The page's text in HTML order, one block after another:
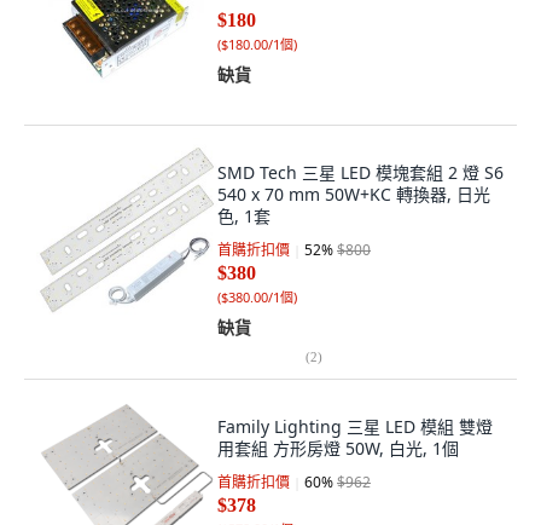
$180
($180.00/1個)
缺貨
SMD Tech 三星 LED 模塊套組 2 燈 S6
540 x 70 mm 50W+KC 轉換器, 日光
色, 1套
首購折扣價 52%$800
$380
($380.00/1個)
缺貨
(2)
Family Lighting 三星 LED 模組 雙燈
用套組 方形房燈 50W, 白光, 1個
首購折扣價 60%$962
$378